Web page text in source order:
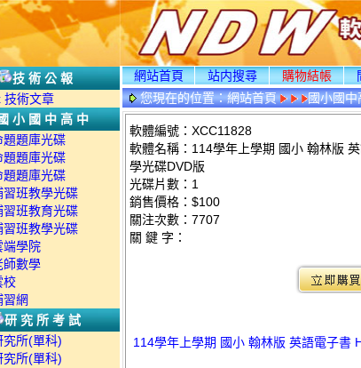
技術公報
技術文章
小國中高中
題題庫光碟
題題庫光碟
題題庫光碟
習班教學光碟
習班教育光碟
習班教學光碟
端學院
師數學
校
習網
研究所考試
究所(單科)
究所(單科)
網站首頁 站内搜尋 購物結帳
您現在的位置：網站首頁 國小國中
軟體編號：XCC11828
軟體名稱：114學年上學期 國小 翰林版
學光碟DVD版
光碟片數：1
銷售價格：$100
關注次數： 7707
關 鍵 字：
114學年上學期 國小 翰林版 英語電子書